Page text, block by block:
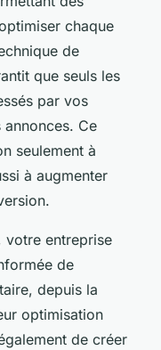
chaque
de
que seuls les
par vos
Ce
seulement à
à augmenter
votre entreprise
de
depuis la
optimisation
de créer